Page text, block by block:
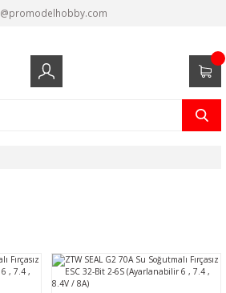
@promodelhobby.com